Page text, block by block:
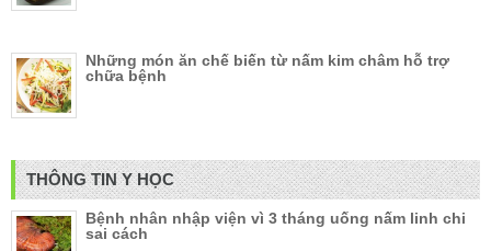
Những món ăn chế biến từ nấm kim châm hỗ trợ
chữa bệnh
THÔNG TIN Y HỌC
Bệnh nhân nhập viện vì 3 tháng uống nấm linh chi
sai cách